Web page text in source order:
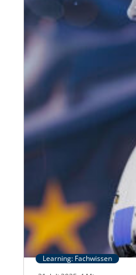
Learning: Fachwissen